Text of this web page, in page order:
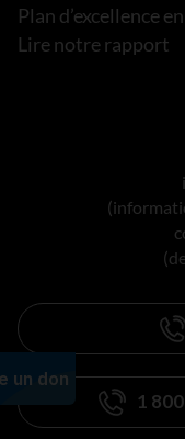
Plan d’excellence
Lire notre rapport
1